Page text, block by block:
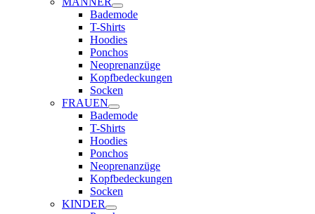
Bademode
T-Shirts
Hoodies
Ponchos
Neoprenanzüge
Kopfbedeckungen
Socken
FRAUEN
Bademode
T-Shirts
Hoodies
Ponchos
Neoprenanzüge
Kopfbedeckungen
Socken
KINDER